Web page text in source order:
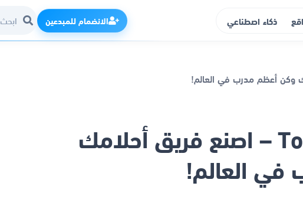
ذكاء اصطناعي الانضمام للمبدعين
Top Eleven 2024 – اصنع فريق أحلامك
العالم!